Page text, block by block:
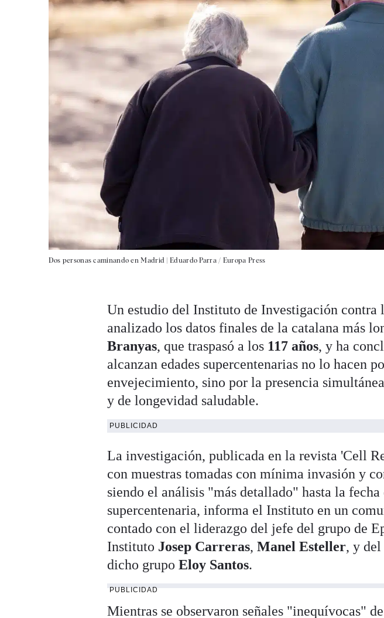
Dos personas caminando en Madrid |Eduardo Parra / Europa Press
Un estudio del Instituto de Investigación contra
analizado los datos finales de la catalana más
Branyas, que traspasó a los 117 años, y ha
alcanzan edades supercentenarias no lo hacen
envejecimiento, sino por la presencia
y de longevidad saludable.
PUBLICIDAD
La investigación, publicada en la revista 'Cell
con muestras tomadas con mínima invasión y
siendo el análisis "más detallado" hasta la fecha
supercentenaria, informa el Instituto en un
contado con el liderazgo del jefe del grupo de
Instituto Josep Carreras,Manel Esteller, y
dicho grupoEloy Santos.
PUBLICIDAD
Mientras se observaron señales "inequívocas"